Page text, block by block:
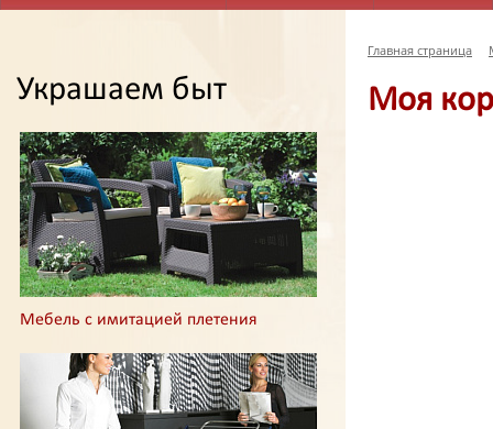
Украшаем быт
Мебель с имитацией плетения
Главная страница
Моя